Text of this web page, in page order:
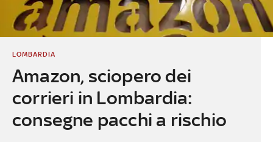
Amazon, sciopero dei
corrieri in Lombardia:
consegne pacchi a rischio
LOMBARDIA